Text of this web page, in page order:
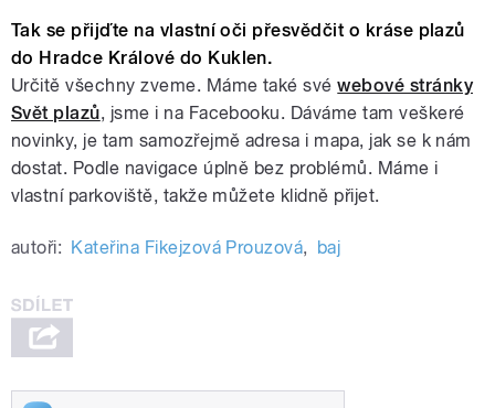
Tak se přijďte na vlastní oči přesvědčit o kráse plazů
do Hradce Králové do Kuklen.
Určitě všechny zveme. Máme také svéwebové stránky
Svět plazů, jsme i na Facebooku. Dáváme tam veškeré
novinky, je tam samozřejmě adresa i mapa, jak se k nám
dostat. Podle navigace úplně bez problémů. Máme i
vlastní parkoviště, takže můžete klidně přijet.
autoři: Kateřina Fikejzová Prouzová, baj